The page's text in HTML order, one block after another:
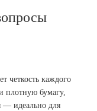
четкость каждого
плотную бумагу,
— идеально для